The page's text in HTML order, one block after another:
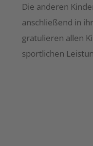
Die anderen
anschließend in
gratulieren allen
sportlichen